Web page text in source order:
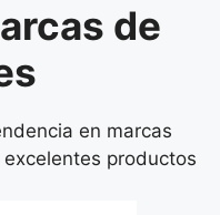
de
en marcas
productos